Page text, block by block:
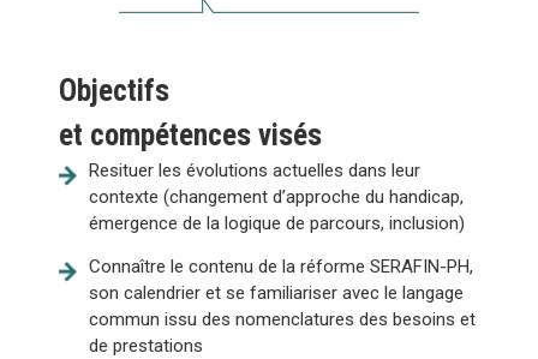
Objectifs
et compétences visés
Resituer les évolutions actuelles dans leur
contexte (changement d’approche du handicap,
émergence de la logique de parcours, inclusion)
Connaître le contenu de la réforme SERAFIN-PH,
son calendrier et se familiariser avec le langage
commun issu des nomenclatures des besoins et
de prestations